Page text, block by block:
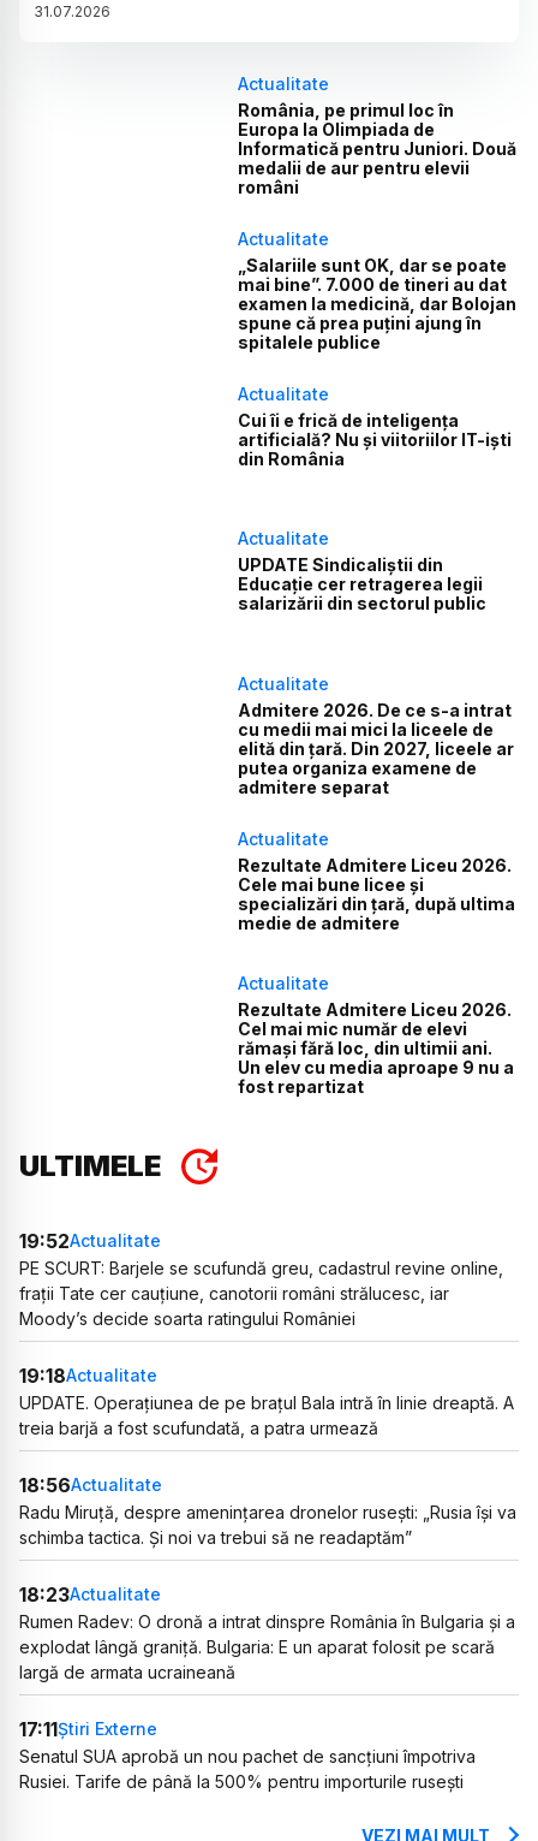
31.07.2026
Actualitate
România, pe primul loc în
Europa la Olimpiada de
Informatică pentru Juniori. Două
medalii de aur pentru elevii
români
Actualitate
„Salariile sunt OK, dar se poate
mai bine”. 7.000 de tineri au dat
examen la medicină, dar Bolojan
spune că prea puțini ajung în
spitalele publice
Actualitate
Cui îi e frică de inteligența
artificială? Nu și viitoriilor IT-iști
din România
Actualitate
UPDATE Sindicaliștii din
Educație cer retragerea legii
salarizării din sectorul public
Actualitate
Admitere 2026. De ce s-a intrat
cu medii mai mici la liceele de
elită din țară. Din 2027, liceele ar
putea organiza examene de
admitere separat
Actualitate
Rezultate Admitere Liceu 2026.
Cele mai bune licee și
specializări din țară, după ultima
medie de admitere
Actualitate
Rezultate Admitere Liceu 2026.
Cel mai mic număr de elevi
rămași fără loc, din ultimii ani.
Un elev cu media aproape 9 nu a
fost repartizat
ULTIMELE
19:52Actualitate
PE SCURT: Barjele se scufundă greu, cadastrul revine online,
frații Tate cer cauțiune, canotorii români strălucesc, iar
Moody’s decide soarta ratingului României
19:18Actualitate
UPDATE. Operațiunea de pe brațul Bala intră în linie dreaptă. A
treia barjă a fost scufundată, a patra urmează
18:56Actualitate
Radu Miruță, despre amenințarea dronelor rusești: „Rusia își va
schimba tactica. Și noi va trebui să ne readaptăm”
18:23Actualitate
Rumen Radev: O dronă a intrat dinspre România în Bulgaria și a
explodat lângă graniță. Bulgaria: E un aparat folosit pe scară
largă de armata ucraineană
17:11Știri Externe
Senatul SUA aprobă un nou pachet de sancțiuni împotriva
Rusiei. Tarife de până la 500% pentru importurile rusești
VEZI MAI MULT